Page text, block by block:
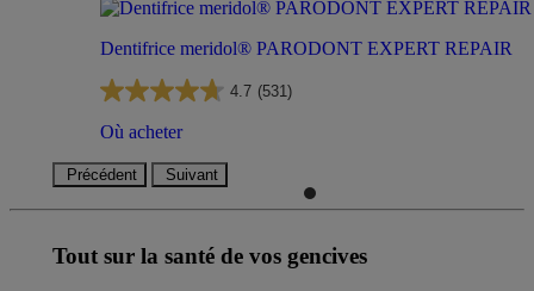
Dentifrice meridol® PARODONT EXPERT REPAIR
4.7 (531)
Où acheter
Précédent Suivant
Tout sur la santé de vos gencives